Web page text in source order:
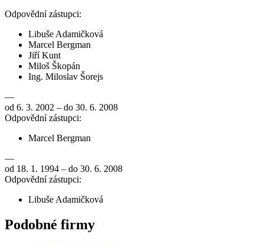
Odpovědní zástupci:
Libuše Adamičková
Marcel Bergman
Jiří Kunt
Miloš Škopán
Ing. Miloslav Šorejs
—
od 6. 3. 2002 – do 30. 6. 2008
Odpovědní zástupci:
Marcel Bergman
—
od 18. 1. 1994 – do 30. 6. 2008
Odpovědní zástupci:
Libuše Adamičková
Podobné firmy